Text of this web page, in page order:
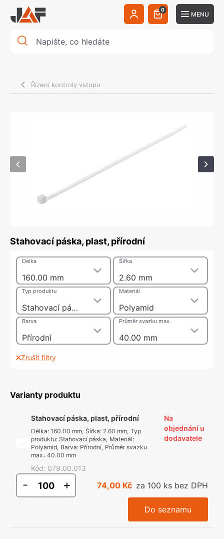
0
MENU
Řízení kontroly vstupu
Stahovací páska, plast, přírodní
160.00 mm
Délka
2.60 mm
Šířka
Stahovací páska
Typ produktu
Polyamid
Materiál
Přírodní
Barva
40.00 mm
Průměr svazku max.
Zrušit filtry
Varianty produktu
Stahovací páska, plast, přírodní
Délka: 160.00 mm, Šířka: 2.60 mm, Typ
produktu: Stahovací páska, Materiál:
Polyamid, Barva: Přírodní, Průměr svazku
max.: 40.00 mm
Kód: 079.00.013
Na
objednání u
dodavatele
- + 74,00 Kč za 100 ks bez DPH
Do seznamu